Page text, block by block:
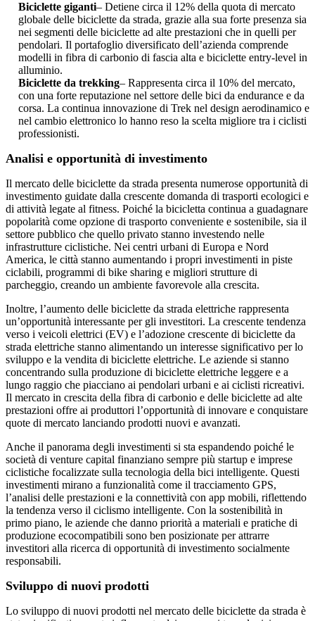
Biciclette giganti– Detiene circa il 12% della quota di mercato
globale delle biciclette da strada, grazie alla sua forte presenza sia
nei segmenti delle biciclette ad alte prestazioni che in quelli per
pendolari. Il portafoglio diversificato dell’azienda comprende
modelli in fibra di carbonio di fascia alta e biciclette entry-level in
alluminio.
Biciclette da trekking– Rappresenta circa il 10% del mercato,
con una forte reputazione nel settore delle bici da endurance e da
corsa. La continua innovazione di Trek nel design aerodinamico e
nel cambio elettronico lo hanno reso la scelta migliore tra i ciclisti
professionisti.
Analisi e opportunità di investimento
Il mercato delle biciclette da strada presenta numerose opportunità di
investimento guidate dalla crescente domanda di trasporti ecologici e
di attività legate al fitness. Poiché la bicicletta continua a guadagnare
popolarità come opzione di trasporto conveniente e sostenibile, sia il
settore pubblico che quello privato stanno investendo nelle
infrastrutture ciclistiche. Nei centri urbani di Europa e Nord
America, le città stanno aumentando i propri investimenti in piste
ciclabili, programmi di bike sharing e migliori strutture di
parcheggio, creando un ambiente favorevole alla crescita.
Inoltre, l’aumento delle biciclette da strada elettriche rappresenta
un’opportunità interessante per gli investitori. La crescente tendenza
verso i veicoli elettrici (EV) e l’adozione crescente di biciclette da
strada elettriche stanno alimentando un interesse significativo per lo
sviluppo e la vendita di biciclette elettriche. Le aziende si stanno
concentrando sulla produzione di biciclette elettriche leggere e a
lungo raggio che piacciano ai pendolari urbani e ai ciclisti ricreativi.
Il mercato in crescita della fibra di carbonio e delle biciclette ad alte
prestazioni offre ai produttori l’opportunità di innovare e conquistare
quote di mercato lanciando prodotti nuovi e avanzati.
Anche il panorama degli investimenti si sta espandendo poiché le
società di venture capital finanziano sempre più startup e imprese
ciclistiche focalizzate sulla tecnologia della bici intelligente. Questi
investimenti mirano a funzionalità come il tracciamento GPS,
l’analisi delle prestazioni e la connettività con app mobili, riflettendo
la tendenza verso il ciclismo intelligente. Con la sostenibilità in
primo piano, le aziende che danno priorità a materiali e pratiche di
produzione ecocompatibili sono ben posizionate per attrarre
investitori alla ricerca di opportunità di investimento socialmente
responsabili.
Sviluppo di nuovi prodotti
Lo sviluppo di nuovi prodotti nel mercato delle biciclette da strada è